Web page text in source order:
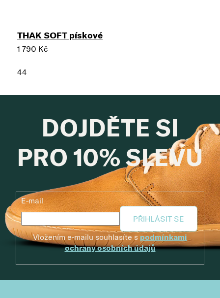
THAK SOFT pískové
1 790 Kč
44
DOJDĚTE SI
PRO 10% SLEVU
E-mail
PŘIHLÁSIT SE
Vložením e-mailu souhlasíte s podmínkami
ochrany osobních údajů